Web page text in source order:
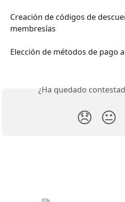
Creación de códigos de
membresías
Elección de métodos de pago
¿Ha quedado
😞 😐